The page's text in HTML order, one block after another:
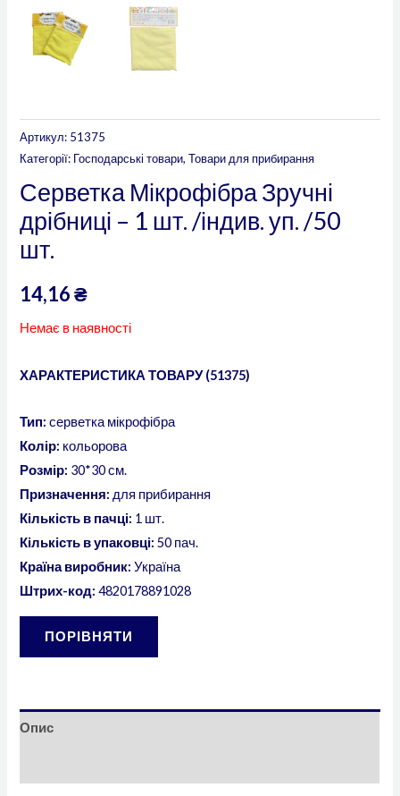
Артикул: 51375
Категорії: Господарські товари,Товари для прибирання
Серветка Мікрофібра Зручні
дрібниці – 1 шт. /індив. уп. /50
шт.
14,16₴
Немає в наявності
ХАРАКТЕРИСТИКА ТОВАРУ (51375)
Тип: серветка мікрофібра
Колір: кольорова
Розмір: 30*30 см.
Призначення: для прибирання
Кількість в пачці: 1 шт.
Кількість в упаковці: 50 пач.
Країна виробник: Україна
Штрих-код: 4820178891028
ПОРІВНЯТИ
Опис